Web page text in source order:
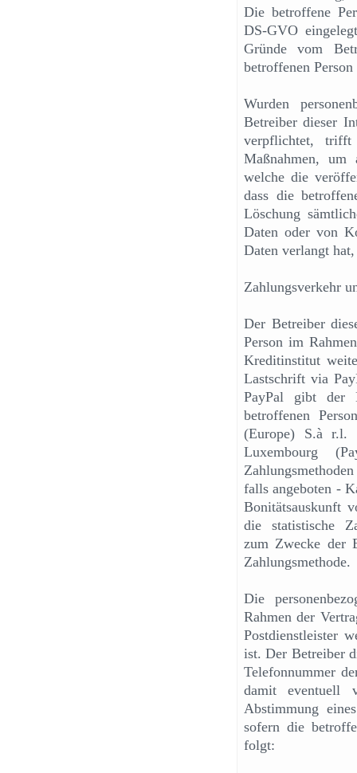
Die betroffene
DS-GVO
Gründe vom
betroffenen
Wurden
Betreiber dieser
verpflichtet, trifft
Maßnahmen, um
welche die
dass die
Löschung
Daten oder von
Daten verlangt
Zahlungsverkehr
Der Betreiber
Person im
Kreditinstitut
Lastschrift via
PayPal gibt der
betroffenen
(Europe) S.à r.l.
Luxembourg
falls angeboten -
Bonitätsauskunft
die statistische
zum Zwecke der
Zahlungsmethode.
Die
Rahmen der
Postdienstleister
ist. Der Betreiber
Telefonnummer
damit eventuell
Abstimmung
sofern die
folgt: